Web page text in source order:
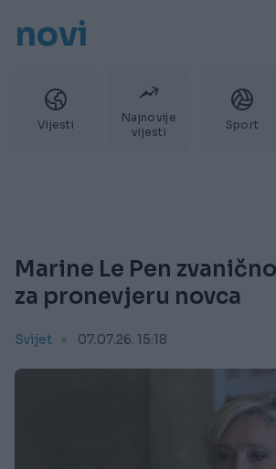
novi
Vijesti
Najnovije
vijesti
Sport
Marine Le Pen
za pronevjeru novca
Svijet 07.07.26. 15:18